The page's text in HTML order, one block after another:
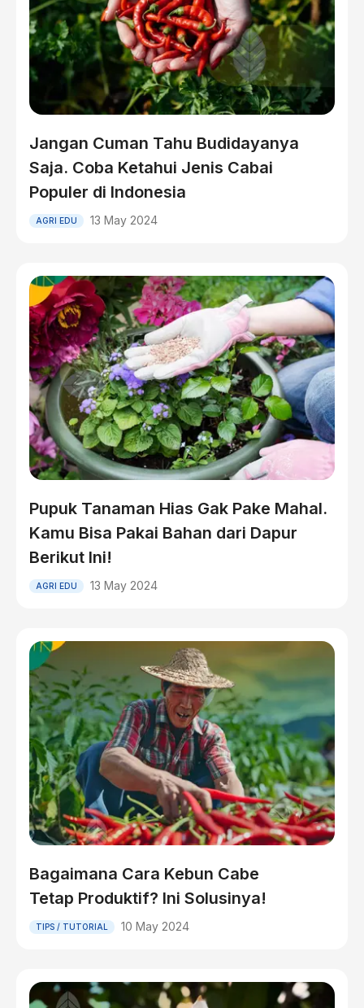
Jangan Cuman Tahu Budidayanya
Saja. Coba Ketahui Jenis Cabai
Populer di Indonesia
AGRI EDU 13 May 2024
Pupuk Tanaman Hias Gak Pake Mahal.
Kamu Bisa Pakai Bahan dari Dapur
Berikut Ini!
AGRI EDU 13 May 2024
Bagaimana Cara Kebun Cabe
Tetap Produktif? Ini Solusinya!
TIPS / TUTORIAL 10 May 2024